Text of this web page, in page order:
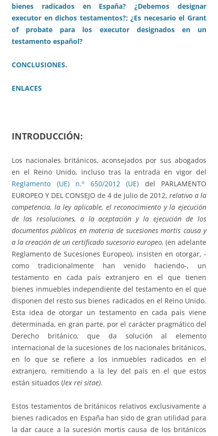
bienes radicados en España? ¿Debemos designar
executor en dichos testamentos?; ¿Es necesario el Grant
of probate para los executor designados en un
testamento español?
CONCLUSIONES.
ENLACES
INTRODUCCIÓN:
Los nacionales británicos, aconsejados por sus abogados
en el Reino Unido, incluso tras la entrada en vigor del
Reglamento (UE) n.º 650/2012 (UE) del PARLAMENTO
EUROPEO Y DEL CONSEJO de 4 de julio de 2012, relativo a la
competencia, la ley aplicable, el reconocimiento y la ejecución
de las resoluciones, a la aceptación y la ejecución de los
documentos públicos en materia de sucesiones mortis causa y
a la creación de un certificado sucesorio europeo, (en adelante
Reglamento de Sucesiones Europeo), insisten en otorgar, -
como tradicionalmente han venido haciendo-, un
testamento en cada país extranjero en el que tienen
bienes inmuebles independiente del testamento en el que
disponen del resto sus bienes radicados en el Reino Unido.
Esta idea de otorgar un testamento en cada país viene
determinada, en gran parte, por el carácter pragmático del
Derecho británico, que da solución al elemento
internacional de la sucesiones de los nacionales británicos,
en lo que se refiere a los inmuebles radicados en el
extranjero, remitiendo a la ley del país en el que estos
están situados (lex rei sitae).
Estos testamentos de británicos relativos exclusivamente a
bienes radicados en España han sido de gran utilidad para
la dar cauce a la sucesión mortis causa de los británicos